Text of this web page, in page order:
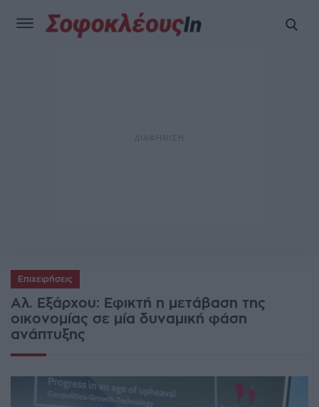
Επιχειρήσεις
Αλ. Εξάρχου: Εφικτή η μετάβαση της
οικονομίας σε μία δυναμική φάση
ανάπτυξης